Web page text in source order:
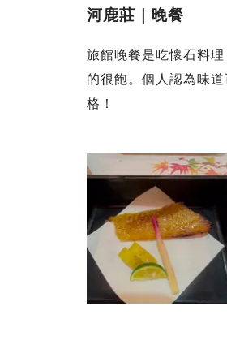
河鹿莊｜晚餐
旅館晚餐是吃懷石料
的很飽。個人認為味
格！